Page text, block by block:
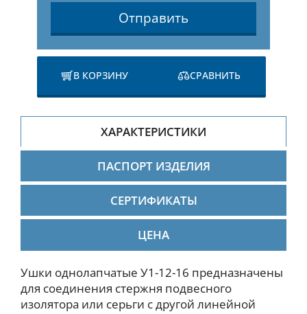
Отправить
В КОРЗИНУ СРАВНИТЬ
ХАРАКТЕРИСТИКИ
ПАСПОРТ ИЗДЕЛИЯ
СЕРТИФИКАТЫ
ЦЕНА
Ушки однолапчатые У1-12-16 предназначены
для соединения стержня подвесного
изолятора или серьги с другой линейной